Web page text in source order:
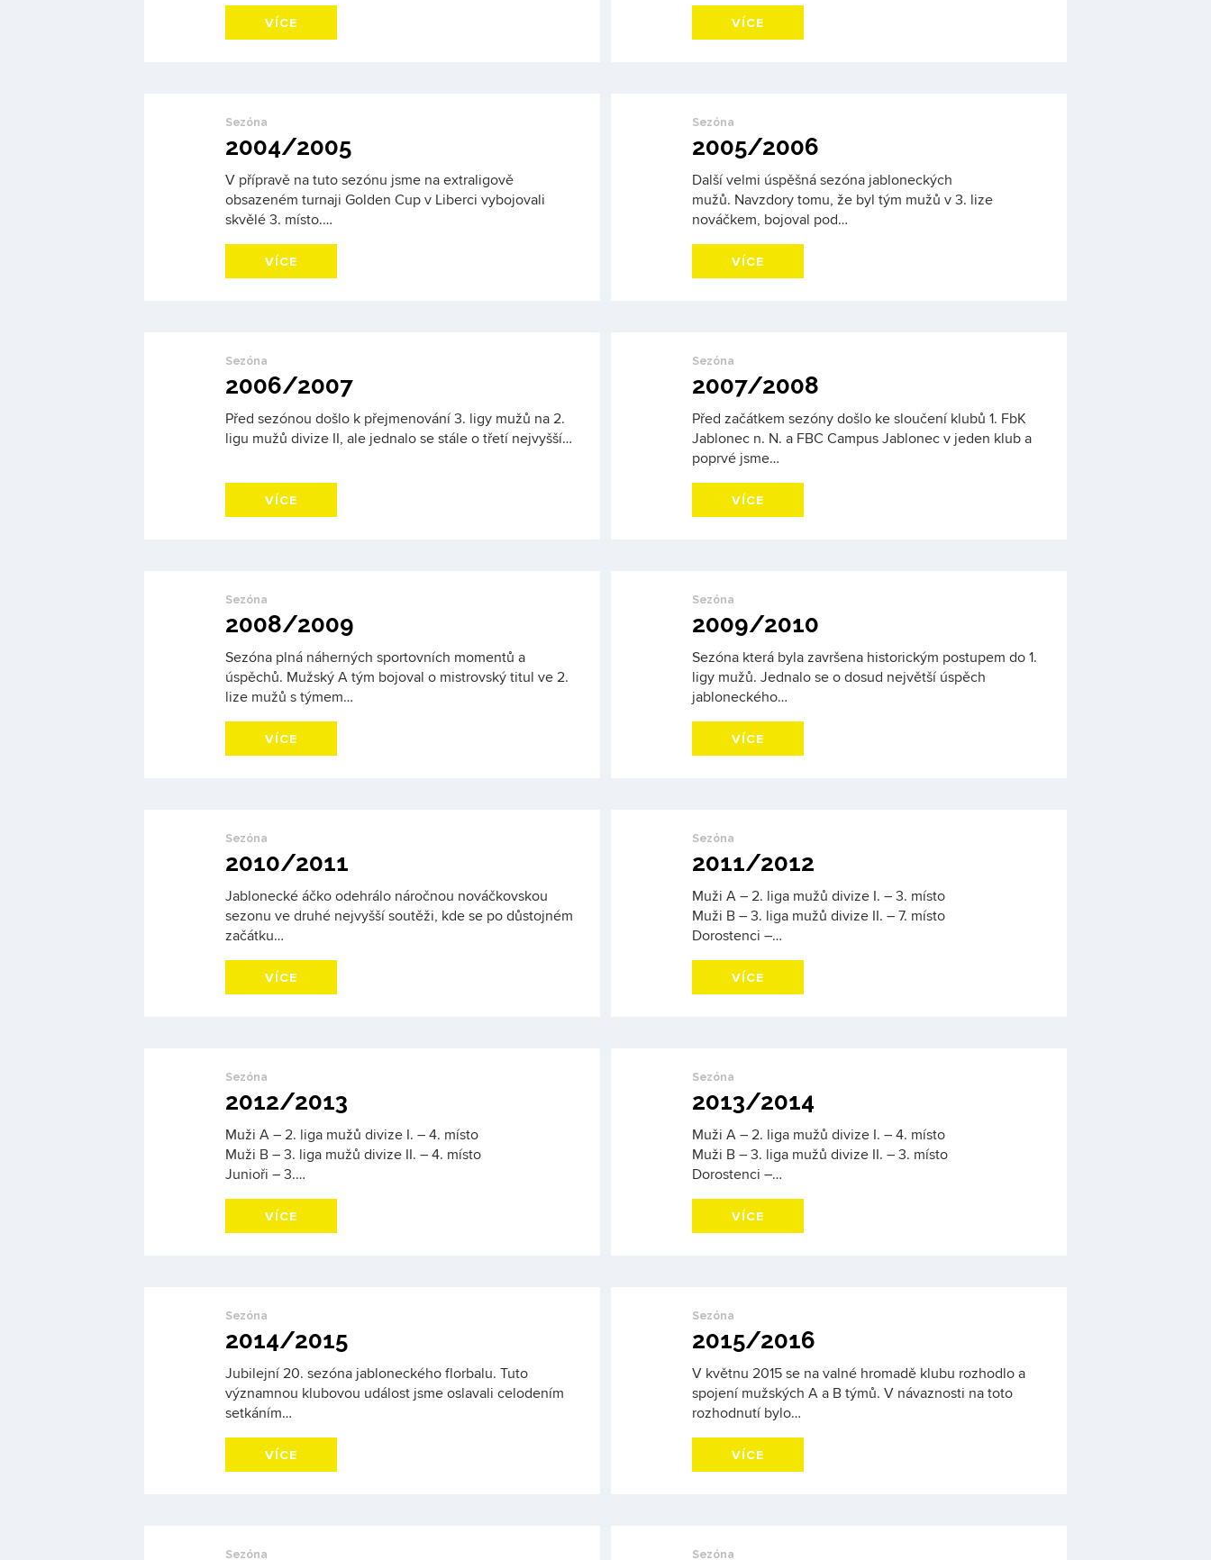
VÍCE VÍCE
Sezóna
2004/2005
V přípravě na tuto sezónu jsme na extraligově
obsazeném turnaji Golden Cup v Liberci vybojovali
skvělé 3. místo.…
VÍCE
Sezóna
2005/2006
Další velmi úspěšná sezóna jabloneckých
mužů. Navzdory tomu, že byl tým mužů v 3. lize
nováčkem, bojoval pod…
VÍCE
Sezóna
2006/2007
Před sezónou došlo k přejmenování 3. ligy mužů na 2.
ligu mužů divize II, ale jednalo se stále o třetí nejvyšší…
VÍCE
Sezóna
2007/2008
Před začátkem sezóny došlo ke sloučení klubů 1. FbK
Jablonec n. N. a FBC Campus Jablonec v jeden klub a
poprvé jsme…
VÍCE
Sezóna
2008/2009
Sezóna plná náherných sportovních momentů a
úspěchů. Mužský A tým bojoval o mistrovský titul ve 2.
lize mužů s týmem…
VÍCE
Sezóna
2009/2010
Sezóna která byla završena historickým postupem do 1.
ligy mužů. Jednalo se o dosud největší úspěch
jabloneckého…
VÍCE
Sezóna
2010/2011
Jablonecké áčko odehrálo náročnou nováčkovskou
sezonu ve druhé nejvyšší soutěži, kde se po důstojném
začátku…
VÍCE
Sezóna
2011/2012
Muži A – 2. liga mužů divize I. – 3. místo
Muži B – 3. liga mužů divize II. – 7. místo
Dorostenci –…
VÍCE
Sezóna
2012/2013
Muži A – 2. liga mužů divize I. – 4. místo
Muži B – 3. liga mužů divize II. – 4. místo
Junioři – 3.…
VÍCE
Sezóna
2013/2014
Muži A – 2. liga mužů divize I. – 4. místo
Muži B – 3. liga mužů divize II. – 3. místo
Dorostenci –…
VÍCE
Sezóna
2014/2015
Jubilejní 20. sezóna jabloneckého florbalu. Tuto
významnou klubovou událost jsme oslavali celodením
setkáním…
VÍCE
Sezóna
2015/2016
V květnu 2015 se na valné hromadě klubu rozhodlo a
spojení mužských A a B týmů. V návaznosti na toto
rozhodnutí bylo…
VÍCE
Sezóna Sezóna